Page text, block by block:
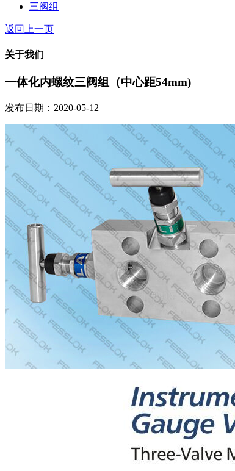
三阀组
返回上一页
关于我们
一体化内螺纹三阀组（中心距54mm)
发布日期：2020-05-12